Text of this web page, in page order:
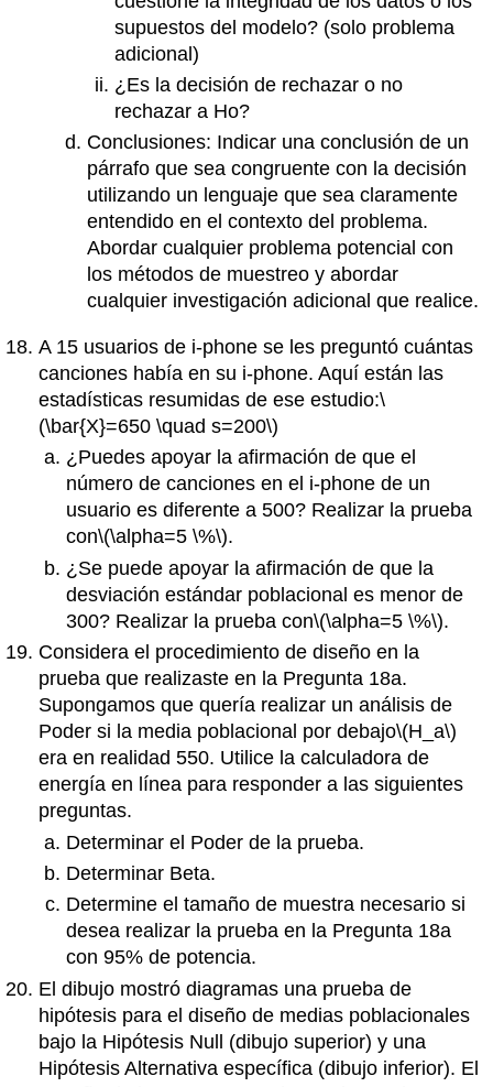
supuestos del modelo? (solo problema
adicional)
¿Es la decisión de rechazar o no
rechazar a Ho?
Conclusiones: Indicar una conclusión de un
párrafo que sea congruente con la decisión
utilizando un lenguaje que sea claramente
entendido en el contexto del problema.
Abordar cualquier problema potencial con
los métodos de muestreo y abordar
cualquier investigación adicional que realice.
A 15 usuarios de i‐phone se les preguntó cuántas
canciones había en su i‐phone. Aquí están las
estadísticas resumidas de ese estudio:\
(\bar{X}=650 \quad s=200\)
¿Puedes apoyar la afirmación de que el
número de canciones en el i‐phone de un
usuario es diferente a 500? Realizar la prueba
con\(\alpha=5 \%\).
¿Se puede apoyar la afirmación de que la
desviación estándar poblacional es menor de
300? Realizar la prueba con\(\alpha=5 \%\).
Considera el procedimiento de diseño en la
prueba que realizaste en la Pregunta 18a.
Supongamos que quería realizar un análisis de
Poder si la media poblacional por debajo\(H_a\)
era en realidad 550. Utilice la calculadora de
energía en línea para responder a las siguientes
preguntas.
Determinar el Poder de la prueba.
Determinar Beta.
Determine el tamaño de muestra necesario si
desea realizar la prueba en la Pregunta 18a
con 95% de potencia.
El dibujo mostró diagramas una prueba de
hipótesis para el diseño de medias poblacionales
bajo la Hipótesis Null (dibujo superior) y una
Hipótesis Alternativa específica (dibujo inferior). El